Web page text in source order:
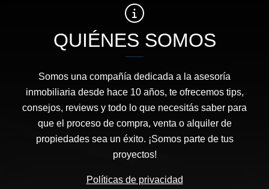
QUIÉNES SOMOS
Somos una compañía dedicada a la asesoría
inmobiliaria desde hace 10 años, te ofrecemos tips,
consejos, reviews y todo lo que necesitás saber para
que el proceso de compra, venta o alquiler de
propiedades sea un éxito. ¡Somos parte de tus
proyectos!
Políticas de privacidad